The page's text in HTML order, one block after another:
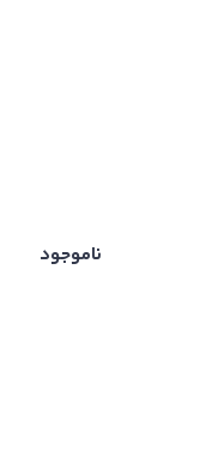
ناموجود